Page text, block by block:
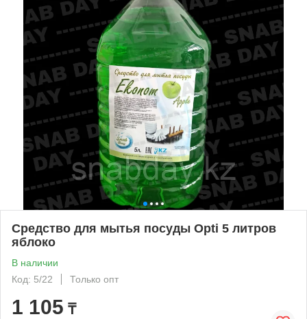
Средство для мытья посуды Opti 5 литров
яблоко
В наличии
Код: 5/22
Только опт
1 105 ₸